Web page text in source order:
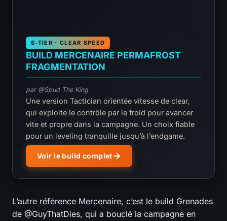
S-TIER · CLEAR SPEED
BUILD MERCENAIRE PERMAFROST
FRAGMENTATION
par @Spud The King
Une version Tactician orientée vitesse de clear,
qui exploite le contrôle par le froid pour avancer
vite et propre dans la campagne. Un choix fiable
pour un leveling tranquille jusqu’à l’endgame.
Voir le build complet
L’autre référence Mercenaire, c’est le build Grenades
de @GuyThatDies, qui a bouclé la campagne en